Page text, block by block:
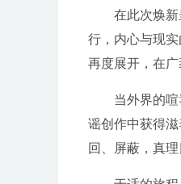
在此次焕
行，内心与现
再度展开，在广
当外界的
谣创作中获得
回、屏蔽，真